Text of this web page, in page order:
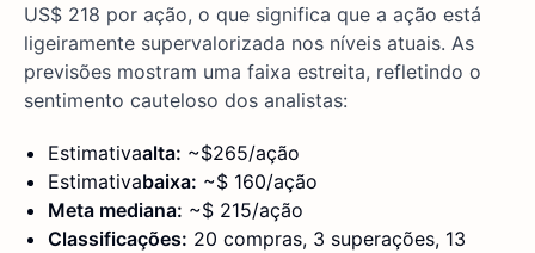
US$ 218 por ação, o que significa que a ação está
ligeiramente supervalorizada nos níveis atuais. As
previsões mostram uma faixa estreita, refletindo o
sentimento cauteloso dos analistas:
Estimativaalta: ~$265/ação
Estimativabaixa: ~$ 160/ação
Meta mediana: ~$ 215/ação
Classificações: 20 compras, 3 superações, 13